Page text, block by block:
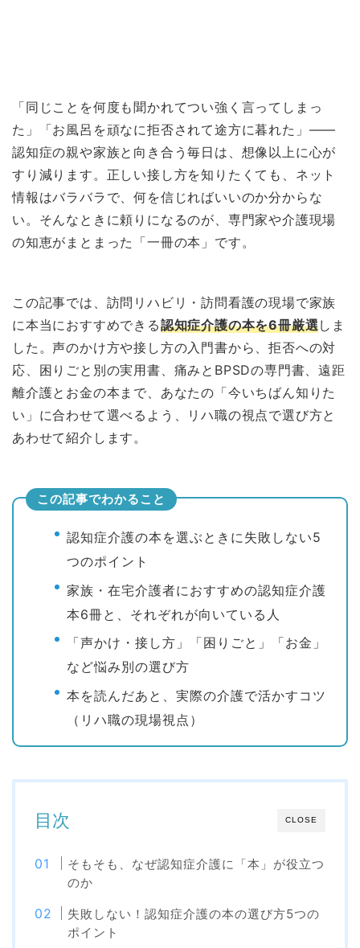
「同じことを何度も聞かれてつい強く言ってしまっ
た」「お風呂を頑なに拒否されて途方に暮れた」——
認知症の親や家族と向き合う毎日は、想像以上に心が
すり減ります。正しい接し方を知りたくても、ネット
情報はバラバラで、何を信じればいいのか分からな
い。そんなときに頼りになるのが、専門家や介護現場
の知恵がまとまった「一冊の本」です。
この記事では、訪問リハビリ・訪問看護の現場で家族
に本当におすすめできる認知症介護の本を6冊厳選しま
した。声のかけ方や接し方の入門書から、拒否への対
応、困りごと別の実用書、痛みとBPSDの専門書、遠距
離介護とお金の本まで、あなたの「今いちばん知りた
い」に合わせて選べるよう、リハ職の視点で選び方と
あわせて紹介します。
この記事でわかること
認知症介護の本を選ぶときに失敗しない5
つのポイント
家族・在宅介護者におすすめの認知症介護
本6冊と、それぞれが向いている人
「声かけ・接し方」「困りごと」「お金」
など悩み別の選び方
本を読んだあと、実際の介護で活かすコツ
（リハ職の現場視点）
CLOSE
目次
そもそも、なぜ認知症介護に「本」が役立つ
のか
失敗しない！認知症介護の本の選び方5つの
ポイント